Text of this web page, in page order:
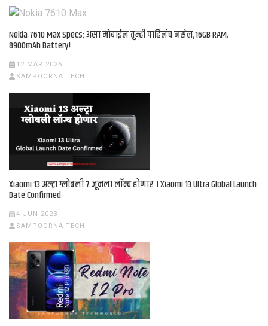
Nokia 7610 Max Specs: असा मोबाईल तुम्ही पाहिलंच नसेल,16GB RAM,
8900mAh Battery!
12 MAR 2025
SAMPOORNA TECH
Xiaomi 13 अल्ट्रा ग्लोबली 7 जूनला लॉन्च होणार । Xiaomi 13 Ultra Global Launch
Date Confirmed
4 JUN 2023
SAMPOORNA TECH